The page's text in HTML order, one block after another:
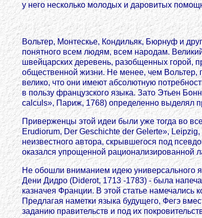
у него несколько молодых и даровитых
Вольтер, Монтескье, Кондильяк, Бюрнуф и
понятного всем людям, всем народам.
швейцарских деревень, разобщенных горой,
общественной жизни. Не менее, чем Вольтер,
велико, что они имеют абсолютную
в пользу французского языка. Зато Этьен
calculs», Париж, 1768) определенно выделял
Приверженцы этой идеи были уже тогда во
Erudiorum, Der Geschichte der Gelerte»,
неизвестного автора, скрывшегося под
оказался упрощенной рационализированной
Не обошли вниманием идею универсального
Дени Дидро (Diderot, 1713 -1783) - была
казначея Франции. В этой статье
Предлагая наметки языка будущего, Фегэ
заданию правительств и под их